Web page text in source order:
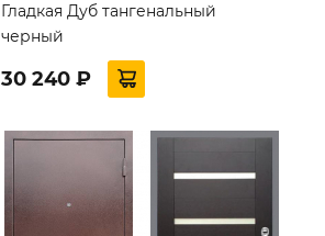
Гладкая Дуб тангенальный
черный
30 240 ₽